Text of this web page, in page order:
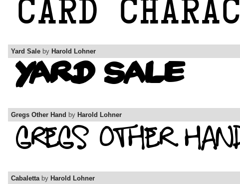
Yard Sale by Harold Lohner
Gregs Other Hand by Harold Lohner
Cabalettaby Harold Lohner